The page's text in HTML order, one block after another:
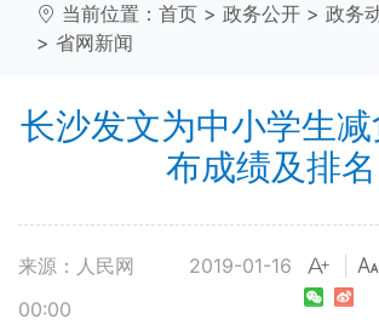
当前位置： 首页 > 政务公开 > 政务
> 省网新闻
长沙发文为中小学生
布成绩及排名
来源：人民网
2019-01-16
00:00